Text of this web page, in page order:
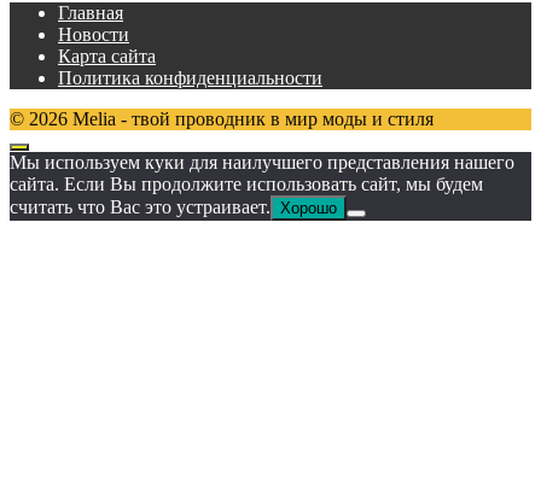
Главная
Новости
Карта сайта
Политика конфиденциальности
© 2026 Melia - твой проводник в мир моды и стиля
Мы используем куки для наилучшего представления нашего
сайта. Если Вы продолжите использовать сайт, мы будем
считать что Вас это устраивает. Хорошо